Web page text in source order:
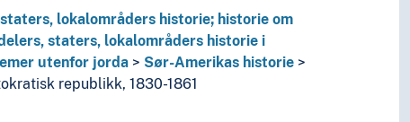
utenfor jorda
lokalområders historie; historie om
staters, lokalområders historie i
utenfor jorda
Sør-Amerikas historie
republikk, 1830-1861